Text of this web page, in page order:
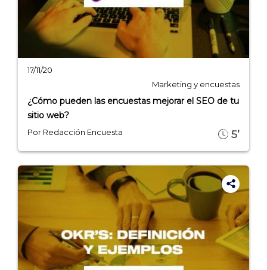
17/11/20
Marketing y encuestas
¿Cómo pueden las encuestas mejorar el SEO de tu
sitio web?
Por Redacción Encuesta 5’